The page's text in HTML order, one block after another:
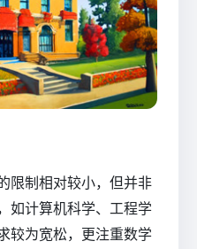
限制相对较小，但并非
如计算机科学、工程学
较为宽松，更注重数学